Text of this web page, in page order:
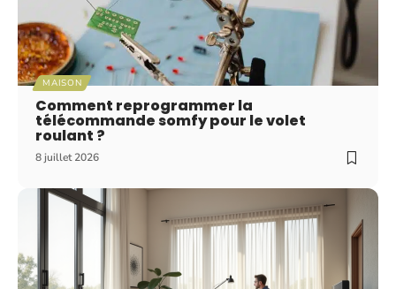
MAISON
Comment reprogrammer la
télécommande somfy pour le volet
roulant ?
8 juillet 2026